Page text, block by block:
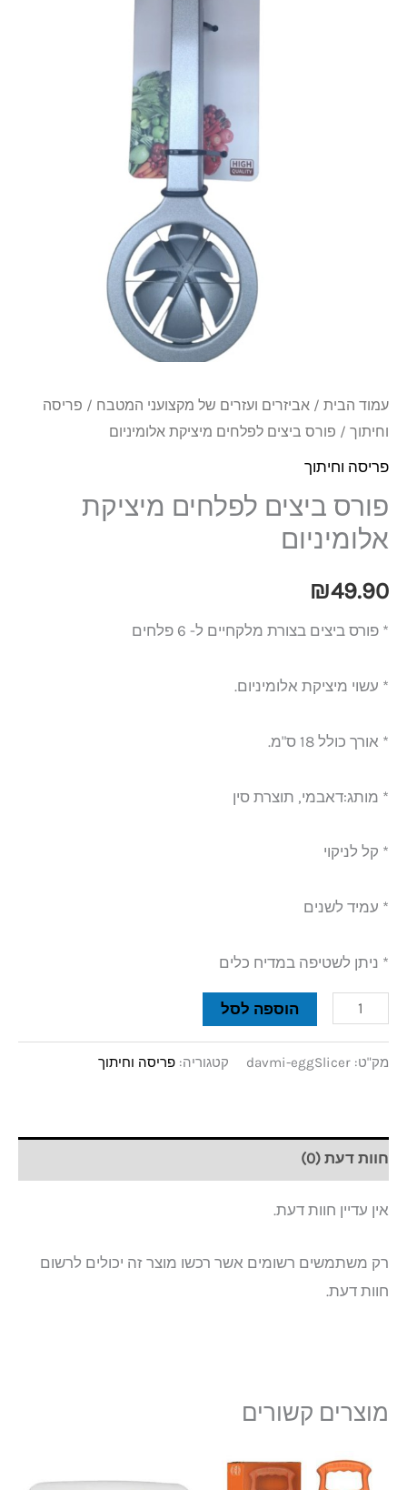
עמוד הבית / אביזרים ועזרים של מקצועני המטבח / פריסה
וחיתוך / פורס ביצים לפלחים מיציקת אלומיניום
פריסה וחיתוך
פורס ביצים לפלחים מיציקת
אלומיניום
₪49.90
* פורס ביצים בצורת מלקחיים ל- 6 פלחים
* עשוי מיציקת אלומיניום.
* אורך כולל 18 ס"מ.
* מותג:דאבמי, תוצרת סין
* קל לניקוי
* עמיד לשנים
* ניתן לשטיפה במדיח כלים
הוספה לסל
מק"ט: davmi-eggSlicer קטגוריה: פריסה וחיתוך
חוות דעת (0)
אין עדיין חוות דעת.
רק משתמשים רשומים אשר רכשו מוצר זה יכולים לרשום
חוות דעת.
מוצרים קשורים